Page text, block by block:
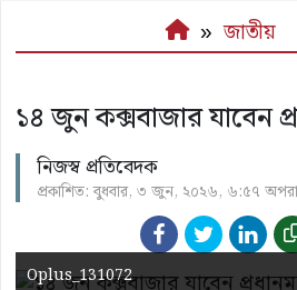
জাতীয়
১৪ জুন কক্সবাজার যাবেন
নিজস্ব প্রতিবেদক
প্রকাশিত: বুধবার, ৩ জুন, ২০২৬, ৬:৫৭
Oplus_131072